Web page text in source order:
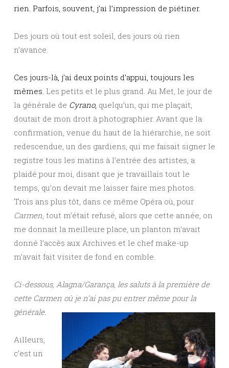
rien. Parfois, souvent, j’ai l’impression de piétiner.
Des jours où tout est soleil, des jours où rien
n’avance.
Ces jours-là, j’ai deux points d’appui, toujours les
mêmes. Les petits et le plus grand. Au Met, le jour de
la générale de Cyrano, quelqu’un, qui me plaçait,
doutait de mon droit à photographier. Avant que la
confirmation, venue du haut de la hiérarchie, ne soit
redescendue, un des gardiens, qui me faisait signer le
registre tous les matins à l’entrée des artistes, a
plaidé pour moi, disant que je travaillais tout le
temps, qu’on devait me laisser faire mes photos.
Trois ans plus tôt, dans ce même Opéra où, pour
Carmen , tout m’était refusé, alors que cette année, on
me donnait la meilleure place, un planton m’avait
donné l’accès aux Archives et le chef make-up
m’avait fait visiter de fond en comble.
Ci-dessous, Alagna/Garança, les saluts à la première de
cette Carmen où je n’ai pas pu entrer même pour la
générale.
Ailleurs,
c’est un